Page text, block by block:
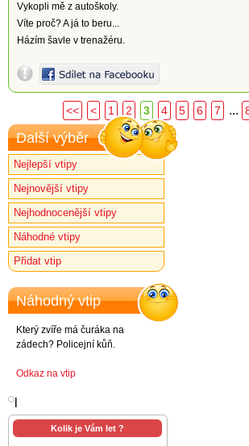
Vykopli mě z autoškoly.
Víte proč? A já to beru...
Házím šavle v trenažéru.
<< < 1 2 3 4 5 6 7 ...
Další výběr
Nejlepší vtipy
Nejnovější vtipy
Nejhodnocenější vtipy
Náhodné vtipy
Přidat vtip
Náhodný vtip
Který zvíře má čuráka na
zádech? Policejní kůň.
Odkaz na vtip
Kolik je Vám let ?